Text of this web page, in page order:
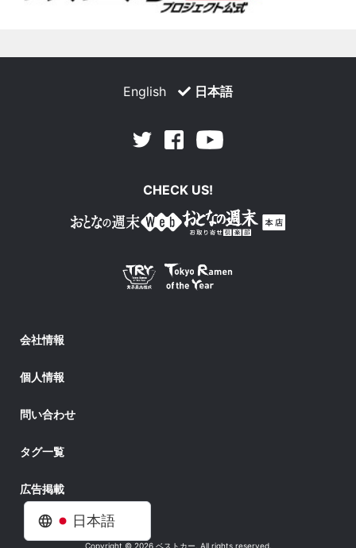
日本語
English 日本語
Twitter Facebook
CHECK US!
会社情報
個人情報
問い合わせ
タグ一覧
広告掲載
Copyright © 2026 ベストカー. All rights reserved.